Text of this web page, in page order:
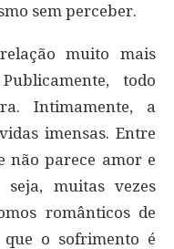
sem perceber.
muito mais
todo
Intimamente, a
imensas. Entre
não parece amor e
muitas vezes
românticos de
que o sofrimento é